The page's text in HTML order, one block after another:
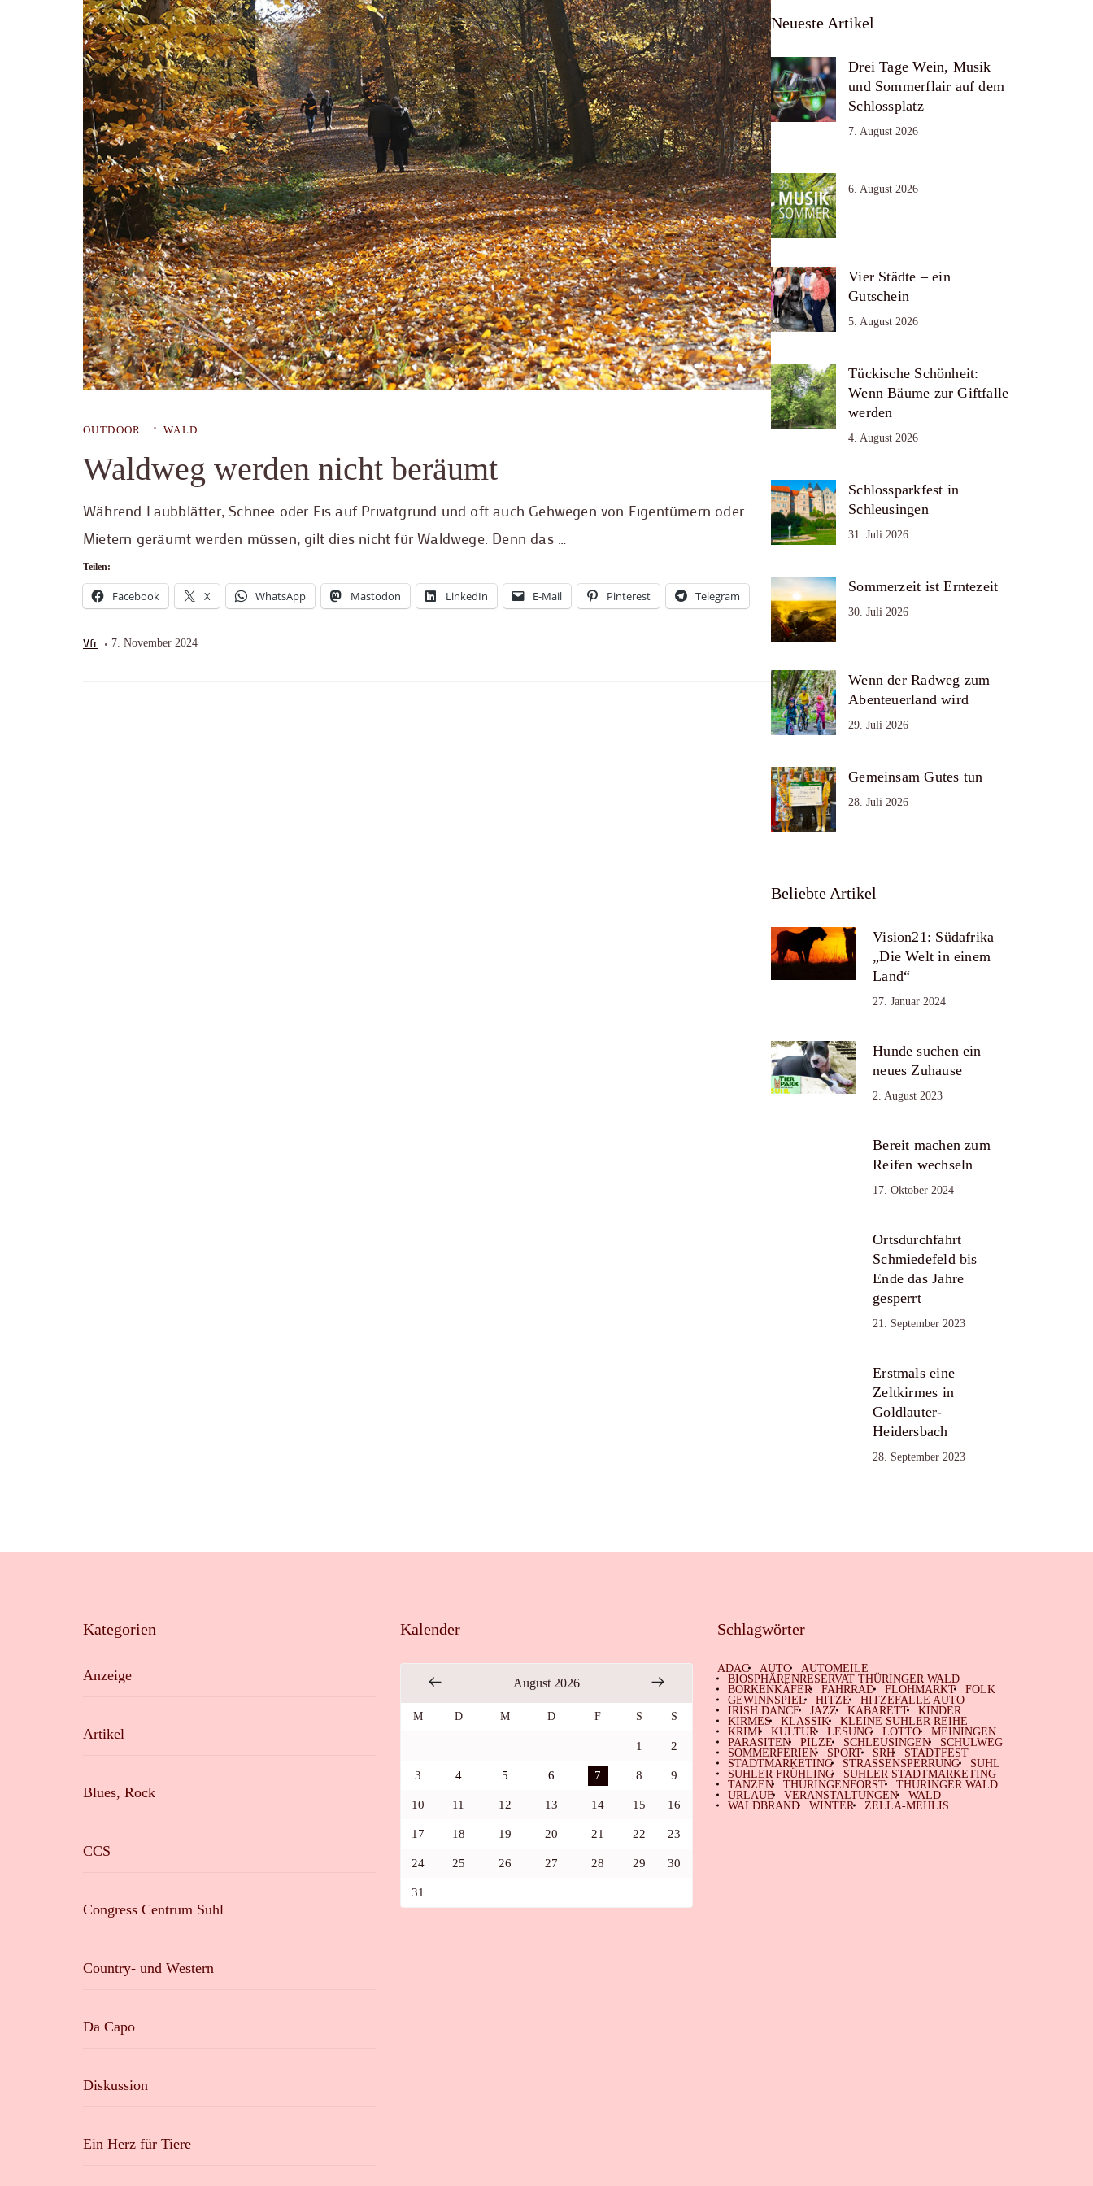
OUTDOOR WALD
Waldweg werden nicht beräumt
Während Laubblätter, Schnee oder Eis auf Privatgrund und oft auch Gehwegen von Eigentümern oder
Mietern geräumt werden müssen, gilt dies nicht für Waldwege. Denn das …
Teilen:
Facebook X WhatsApp Mastodon LinkedIn E-Mail Pinterest Telegram
Vfr 7. November 2024
Neueste Artikel
Drei Tage Wein, Musik
und Sommerflair auf dem
Schlossplatz
7. August 2026
6. August 2026
Vier Städte – ein
Gutschein
5. August 2026
Tückische Schönheit:
Wenn Bäume zur Giftfalle
werden
4. August 2026
Schlossparkfest in
Schleusingen
31. Juli 2026
Sommerzeit ist Erntezeit
30. Juli 2026
Wenn der Radweg zum
Abenteuerland wird
29. Juli 2026
Gemeinsam Gutes tun
28. Juli 2026
Beliebte Artikel
Vision21: Südafrika –
„Die Welt in einem
Land“
27. Januar 2024
Hunde suchen ein
neues Zuhause
2. August 2023
Bereit machen zum
Reifen wechseln
17. Oktober 2024
Ortsdurchfahrt
Schmiedefeld bis
Ende das Jahre
gesperrt
21. September 2023
Erstmals eine
Zeltkirmes in
Goldlauter-
Heidersbach
28. September 2023
Kategorien
Anzeige
Artikel
Blues, Rock
CCS
Congress Centrum Suhl
Country- und Western
Da Capo
Diskussion
Ein Herz für Tiere
Kalender
August 2026
M D M D F S S
1 2
3 4 5 6 7 8 9
10 11 12 13 14 15 16
17 18 19 20 21 22 23
24 25 26 27 28 29 30
31
Schlagwörter
ADAC AUTO
AUTOMEILE
BIOSPHÄRENRESERVAT THÜRINGER WALD
BORKENKÄFER
FAHRRAD FLOHMARKT
FOLK
GEWINNSPIEL
HITZE
HITZEFALLE AUTO
IRISH DANCE
JAZZ KABARETT
KINDER
KIRMES
KLASSIK
KLEINE SUHLER REIHE
KRIMI
KULTUR LESUNG LOTTO
MEININGEN
PARASITEN
PILZE SCHLEUSINGEN
SCHULWEG
SOMMERFERIEN
SPORT SRH
STADTFEST
STADTMARKETING
STRASSENSPERRUNG
SUHL
SUHLER FRÜHLING
SUHLER STADTMARKETING
TANZEN
THÜRINGENFORST
THÜRINGER WALD
URLAUB
VERANSTALTUNGEN
WALD
WALDBRAND
WINTER ZELLA-MEHLIS